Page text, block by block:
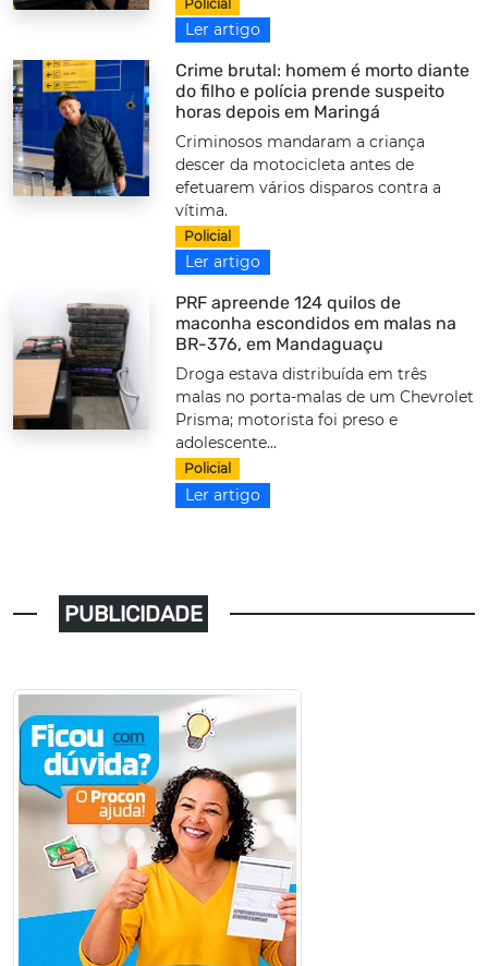
Policial
Ler artigo
Crime brutal: homem é morto diante
do filho e polícia prende suspeito
horas depois em Maringá
Criminosos mandaram a criança
descer da motocicleta antes de
efetuarem vários disparos contra a
vítima.
Policial
Ler artigo
PRF apreende 124 quilos de
maconha escondidos em malas na
BR-376, em Mandaguaçu
Droga estava distribuída em três
malas no porta-malas de um Chevrolet
Prisma; motorista foi preso e
adolescente...
Policial
Ler artigo
PUBLICIDADE